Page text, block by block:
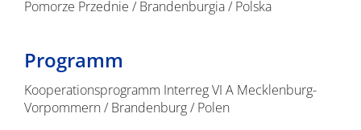
Pomorze Przednie / Brandenburgia / Polska
Programm
Kooperationsprogramm Interreg VI A Mecklenburg-
Vorpommern / Brandenburg / Polen